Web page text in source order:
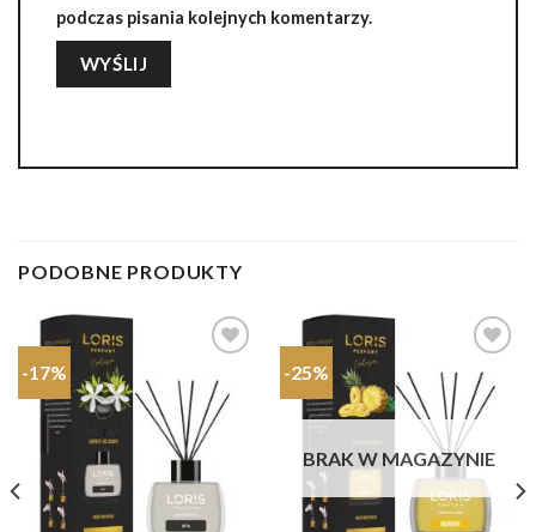
podczas pisania kolejnych komentarzy.
PODOBNE PRODUKTY
-17%
Dodaj do
ulubionych
-25%
Dodaj do
ulubionych
BRAK W MAGAZYNIE